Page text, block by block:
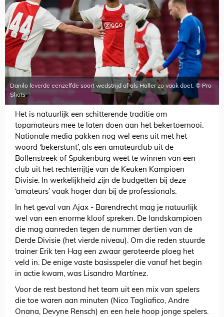
Danilo leverde eenzelfde soort wedstrijd af als Haller zo vaak doet. © Pro
Shots
Het is natuurlijk een schitterende traditie om
topamateurs mee te laten doen aan het bekertoernooi.
Nationale media pakken nog wel eens uit met het
woord ‘bekerstunt’, als een amateurclub uit de
Bollenstreek of Spakenburg weet te winnen van een
club uit het rechterrijtje van de Keuken Kampioen
Divisie. In werkelijkheid zijn de budgetten bij deze
‘amateurs’ vaak hoger dan bij de professionals.
In het geval van Ajax - Barendrecht mag je natuurlijk
wel van een enorme kloof spreken. De landskampioen
die mag aanreden tegen de nummer dertien van de
Derde Divisie (het vierde niveau). Om die reden stuurde
trainer Erik ten Hag een zwaar geroteerde ploeg het
veld in. De enige vaste basisspeler die vanaf het begin
in actie kwam, was Lisandro Martínez.
Voor de rest bestond het team uit een mix van spelers
die toe waren aan minuten (Nico Tagliafico, Andre
Onana, Devyne Rensch) en een hele hoop jonge spelers.